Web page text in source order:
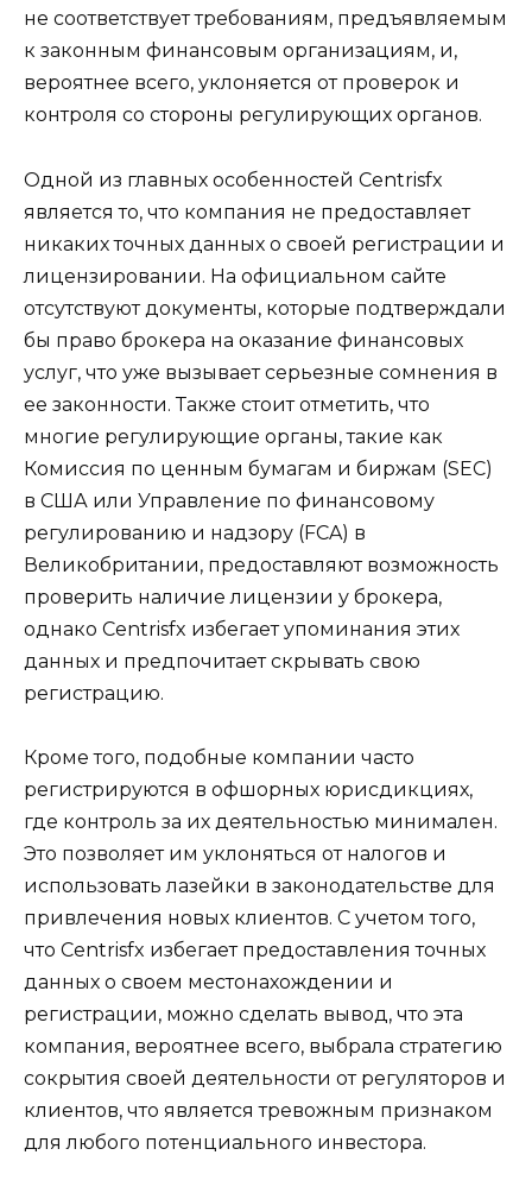
не соответствует требованиям, предъявляемым
к законным финансовым организациям, и,
вероятнее всего, уклоняется от проверок и
контроля со стороны регулирующих органов.
Одной из главных особенностей Centrisfx
является то, что компания не предоставляет
никаких точных данных о своей регистрации и
лицензировании. На официальном сайте
отсутствуют документы, которые подтверждали
бы право брокера на оказание финансовых
услуг, что уже вызывает серьезные сомнения в
ее законности. Также стоит отметить, что
многие регулирующие органы, такие как
Комиссия по ценным бумагам и биржам (SEC)
в США или Управление по финансовому
регулированию и надзору (FCA) в
Великобритании, предоставляют возможность
проверить наличие лицензии у брокера,
однако Centrisfx избегает упоминания этих
данных и предпочитает скрывать свою
регистрацию.
Кроме того, подобные компании часто
регистрируются в офшорных юрисдикциях,
где контроль за их деятельностью минимален.
Это позволяет им уклоняться от налогов и
использовать лазейки в законодательстве для
привлечения новых клиентов. С учетом того,
что Centrisfx избегает предоставления точных
данных о своем местонахождении и
регистрации, можно сделать вывод, что эта
компания, вероятнее всего, выбрала стратегию
сокрытия своей деятельности от регуляторов и
клиентов, что является тревожным признаком
для любого потенциального инвестора.